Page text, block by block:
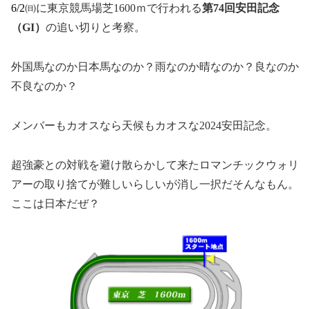
6/2㈰に東京競馬場芝1600ｍで行われる第74回安田記念
（GI） の追い切りと考察。
外国馬なのか日本馬なのか？雨なのか晴なのか？良なのか
不良なのか？
メンバーもカオスなら天候もカオスな2024安田記念。
超強豪との対戦を避け散らかして来たロマンチックウォリ
アーの取り捨てが難しいらしいが消し一択だそんなもん。
ここは日本だぜ？